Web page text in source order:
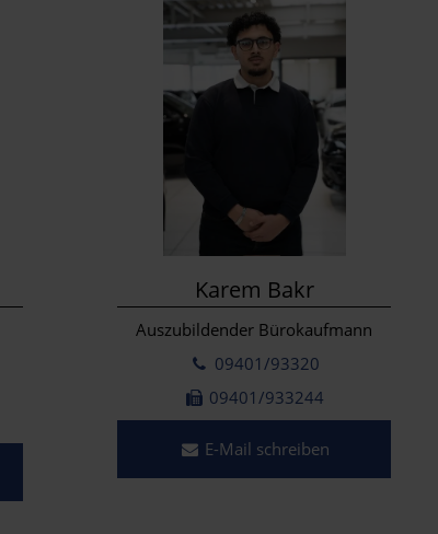
Karem Bakr
Auszubildender Bürokaufmann
09401/93320
09401/933244
E-Mail schreiben